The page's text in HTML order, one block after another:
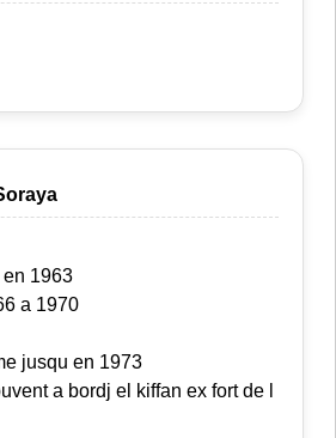
1963
a 1970
jusqu en 1973
a bordj el kiffan ex fort de l